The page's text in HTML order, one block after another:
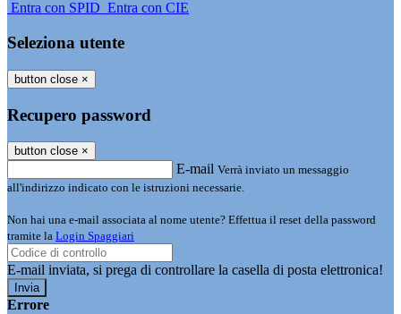
Entra con SPID Entra con CIE
Seleziona utente
button close ×
Recupero password
button close ×
E-mail Verrà inviato un messaggio
all'indirizzo indicato con le istruzioni necessarie.
Non hai una e-mail associata al nome utente? Effettua il reset della password
tramite la Login Spaggiari
E-mail inviata, si prega di controllare la casella di posta elettronica!
Errore